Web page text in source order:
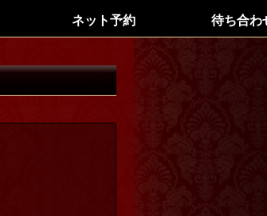
ネット予約 待ち合わ